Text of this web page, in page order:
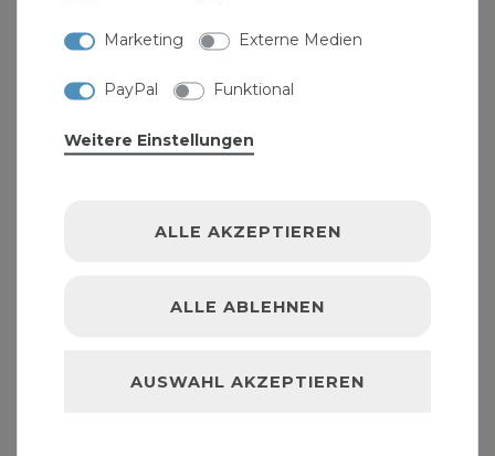
Regentonnenverschraubung gerade IG 3/4" x AG
Marketing Externe Medien
PayPal Funktional
Weitere Einstellungen
ALLE AKZEPTIEREN
ALLE ABLEHNEN
AUSWAHL AKZEPTIEREN